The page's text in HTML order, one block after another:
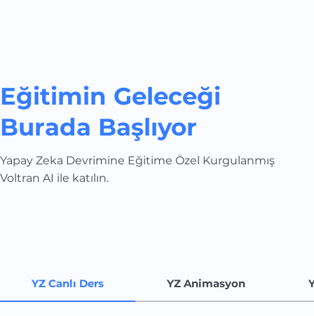
YZ Canlı Ders YZ Animasyon
Eğitimin Geleceği
Burada Başlıyor
Yapay Zeka Devrimine Eğitime Özel Kurgulanmış
Voltran AI ile katılın.